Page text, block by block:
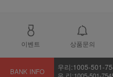
이벤트 상품문의
BANK INFO 우리:1005-501-